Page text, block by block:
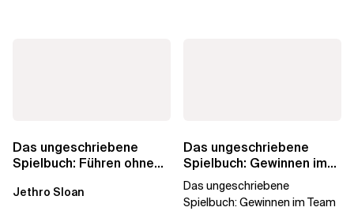
Das ungeschriebene
Spielbuch: Führen ohne
Jethro Sloan
Das ungeschriebene
Spielbuch: Gewinnen im
Team
Das ungeschriebene
Spielbuch: Gewinnen im Team